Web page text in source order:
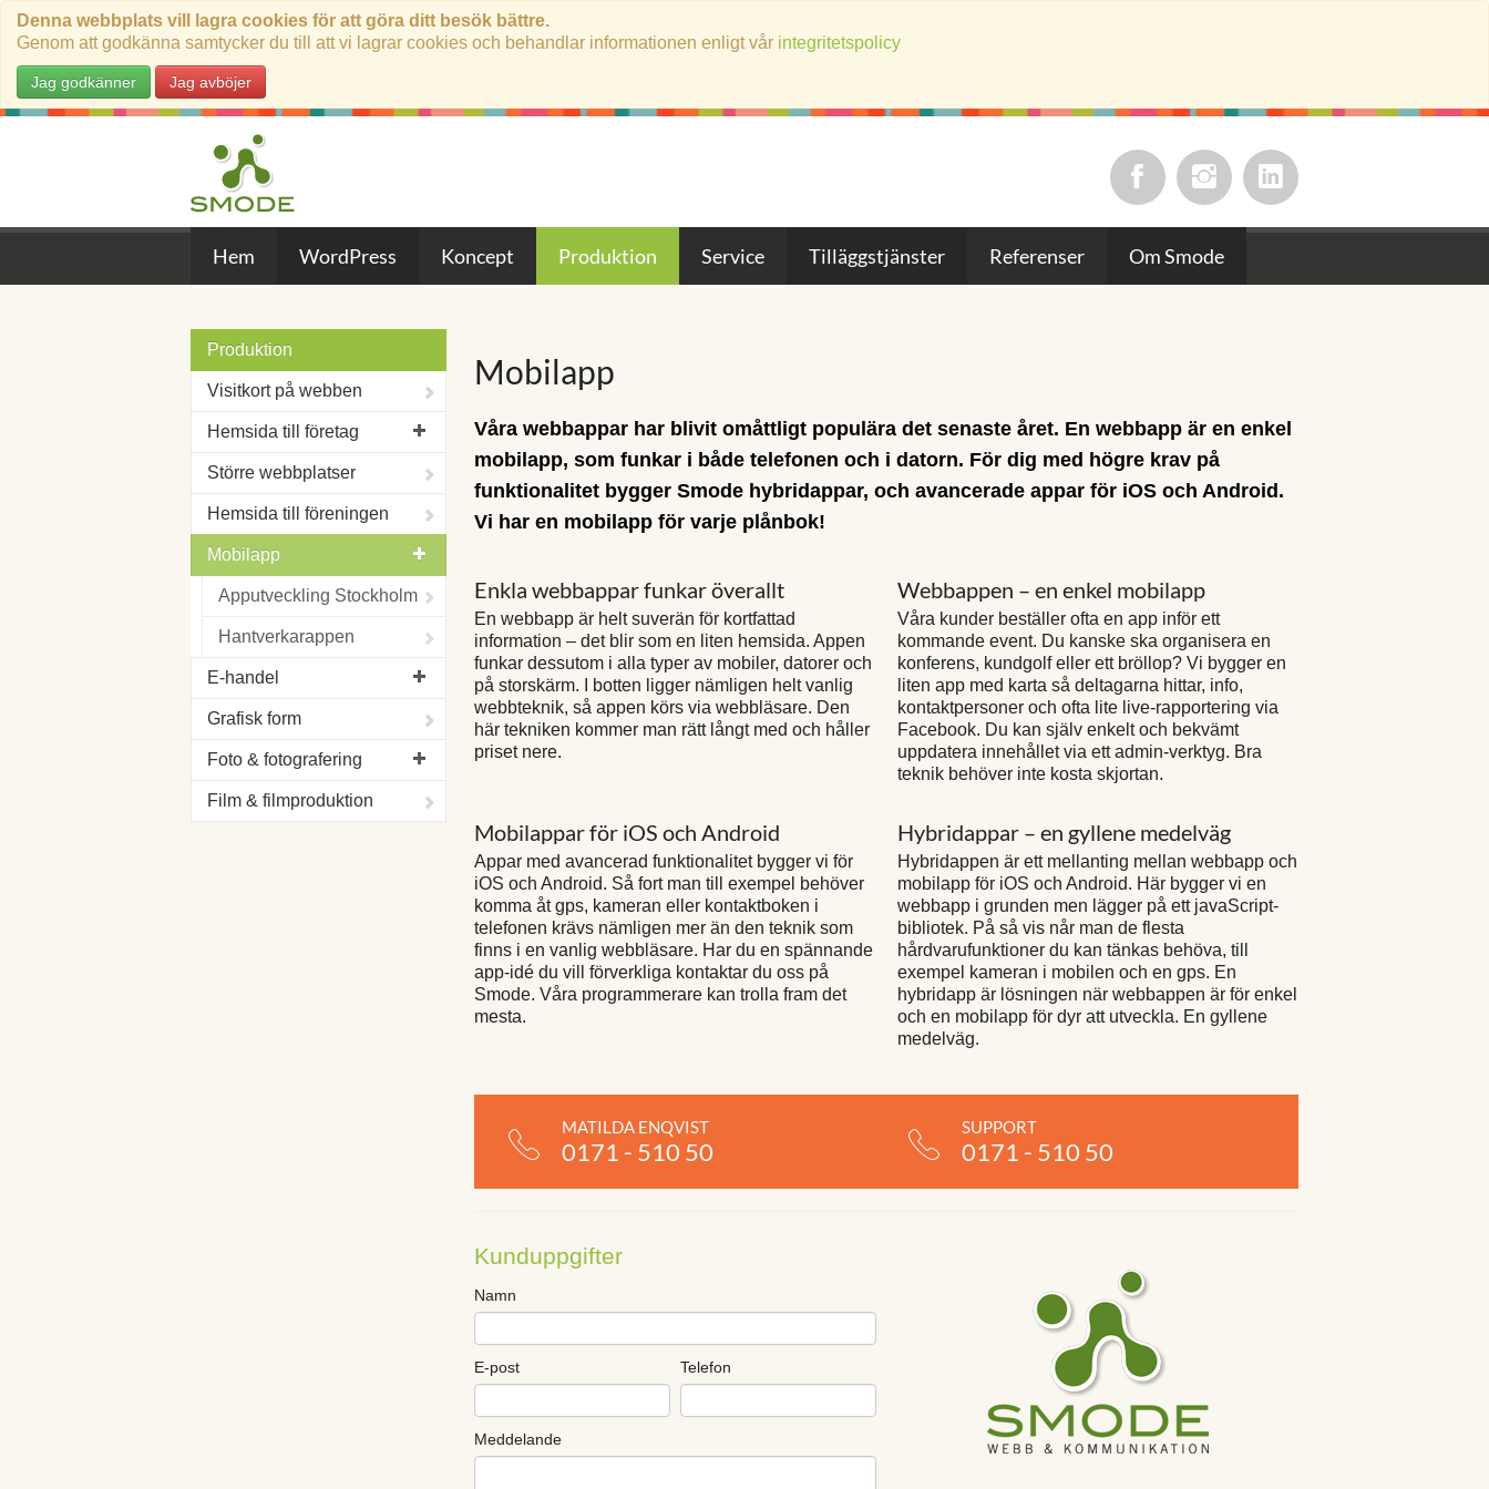
Denna webbplats vill lagra cookies för att göra ditt besök bättre.
Genom att godkänna samtycker du till att vi lagrar cookies och behandlar informationen enligt vår integritetspolicy
Jag godkänner Jag avböjer
Hem WordPress Koncept Produktion Service Tilläggstjänster Referenser Om Smode
Produktion
Visitkort på webben
Hemsida till företag
Större webbplatser
Hemsida till föreningen
Mobilapp
Apputveckling Stockholm
Hantverkarappen
E-handel
Grafisk form
Foto & fotografering
Film & filmproduktion
Mobilapp
Våra webbappar har blivit omåttligt populära det senaste året. En webbapp är en enkel
mobilapp, som funkar i både telefonen och i datorn. För dig med högre krav på
funktionalitet bygger Smode hybridappar, och avancerade appar för iOS och Android.
Vi har en mobilapp för varje plånbok!
Enkla webbappar funkar överallt
En webbapp är helt suverän för kortfattad
information – det blir som en liten hemsida. Appen
funkar dessutom i alla typer av mobiler, datorer och
på storskärm. I botten ligger nämligen helt vanlig
webbteknik, så appen körs via webbläsare. Den
här tekniken kommer man rätt långt med och håller
priset nere.
Webbappen – en enkel mobilapp
Våra kunder beställer ofta en app inför ett
kommande event. Du kanske ska organisera en
konferens, kundgolf eller ett bröllop? Vi bygger en
liten app med karta så deltagarna hittar, info,
kontaktpersoner och ofta lite live-rapportering via
Facebook. Du kan själv enkelt och bekvämt
uppdatera innehållet via ett admin-verktyg. Bra
teknik behöver inte kosta skjortan.
Mobilappar för iOS och Android
Appar med avancerad funktionalitet bygger vi för
iOS och Android. Så fort man till exempel behöver
komma åt gps, kameran eller kontaktboken i
telefonen krävs nämligen mer än den teknik som
finns i en vanlig webbläsare. Har du en spännande
app-idé du vill förverkliga kontaktar du oss på
Smode. Våra programmerare kan trolla fram det
mesta.
Hybridappar – en gyllene medelväg
Hybridappen är ett mellanting mellan webbapp och
mobilapp för iOS och Android. Här bygger vi en
webbapp i grunden men lägger på ett javaScript-
bibliotek. På så vis når man de flesta
hårdvarufunktioner du kan tänkas behöva, till
exempel kameran i mobilen och en gps. En
hybridapp är lösningen när webbappen är för enkel
och en mobilapp för dyr att utveckla. En gyllene
medelväg.
MATILDA ENQVIST
0171 - 510 50
SUPPORT
0171 - 510 50
Kunduppgifter
Namn
E-post Telefon
Meddelande